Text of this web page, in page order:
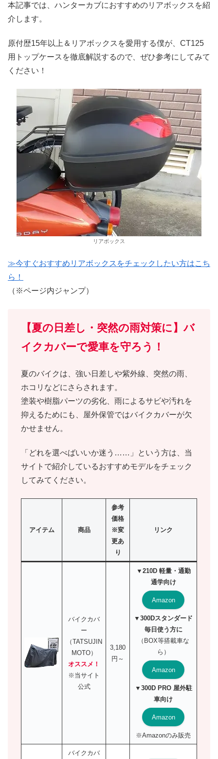
本記事では、ハンターカブにおすすめのリアボックスを紹
介します。
原付歴15年以上＆リアボックスを愛用する僕が、CT125
用トップケースを徹底解説するので、ぜひ参考にしてみて
ください！
リアボックス
≫今すぐおすすめリアボックスをチェックしたい方はこち
ら！
（※ページ内ジャンプ）
【夏の日差し・突然の雨対策に】バ
イクカバーで愛車を守ろう！
夏のバイクは、強い日差しや紫外線、突然の雨、
ホコリなどにさらされます。
塗装や樹脂パーツの劣化、雨によるサビや汚れを
抑えるためにも、屋外保管ではバイクカバーが欠
かせません。
「どれを選べばいいか迷う……」という方は、当
サイトで紹介しているおすすめモデルをチェック
してみてください。
アイテム 商品
参考
価格
※変
更あ
り
リンク
バイクカバ
ー
（TATSUJIN
MOTO）
オススメ！
※当サイト
公式
3,180
円～
▼210D 軽量・通勤
通学向け
Amazon
▼300Dスタンダード
毎日使う方に
（BOX等搭載車な
ら）
Amazon
▼300D PRO 屋外駐
車向け
Amazon
※Amazonのみ販売
バイクカバ